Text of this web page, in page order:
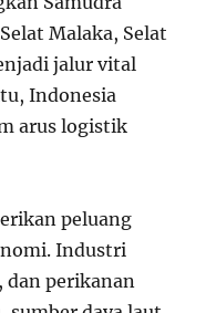
Malaka, Selat
jalur vital
Indonesia
arus logistik
peluang
Industri
dan perikanan